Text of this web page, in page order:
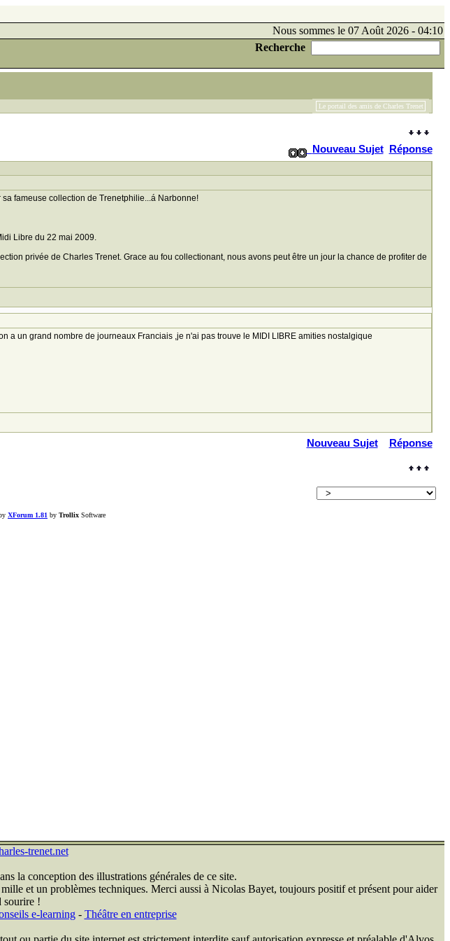
Nous sommes le 07 Août 2026 - 04:10
Recherche
Le portail des amis de Charles Trenet
Nouveau Sujet Réponse
fameuse collection de Trenetphilie...á Narbonne!
Libre du 22 mai 2009.
privée de Charles Trenet. Grace au fou collectionant, nous avons peut être un jour la chance de profiter de
a un grand nombre de journeaux Franciais ,je n'ai pas trouve le MIDI LIBRE amities nostalgique
Nouveau Sujet Réponse
XForum 1.81 by Trollix Software
trenet.net
la conception des illustrations générales de ce site.
et un problèmes techniques. Merci aussi à Nicolas Bayet, toujours positif et présent pour aider
sourire !
e-learning- Théâtre en entreprise